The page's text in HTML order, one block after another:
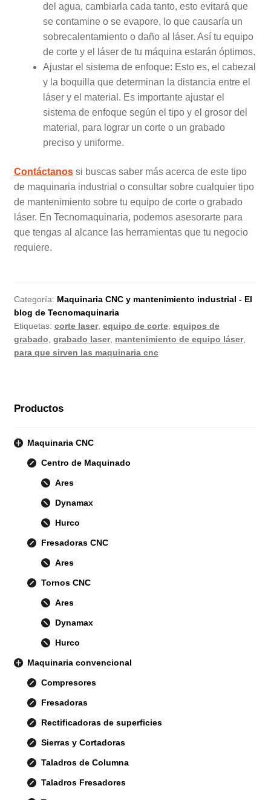
del agua, cambiarla cada tanto, esto evitará que
se contamine o se evapore, lo que causaría un
sobrecalentamiento o daño al láser. Así tu equipo
de corte y el láser de tu máquina estarán óptimos.
Ajustar el sistema de enfoque: Esto es, el cabezal
y la boquilla que determinan la distancia entre el
láser y el material. Es importante ajustar el
sistema de enfoque según el tipo y el grosor del
material, para lograr un corte o un grabado
preciso y uniforme.
Contáctanossi buscas saber más acerca de este tipo
de maquinaria industrial o consultar sobre cualquier tipo
de mantenimiento sobre tu equipo de corte o grabado
láser. En Tecnomaquinaria, podemos asesorarte para
que tengas al alcance las herramientas que tu negocio
requiere.
Categoría: Maquinaria CNC y mantenimiento industrial - El
blog de Tecnomaquinaria
Etiquetas: corte laser, equipo de corte, equipos de
grabado grabado laser, mantenimiento de equipo láser,
para que sirven las maquinaria cnc
Productos
Maquinaria CNC
Centro de Maquinado
Ares
Dynamax
Hurco
Fresadoras CNC
Ares
Tornos CNC
Ares
Dynamax
Hurco
Maquinaria convencional
Compresores
Fresadoras
Rectificadoras de superficies
Sierras y Cortadoras
Taladros de Columna
Taladros Fresadores